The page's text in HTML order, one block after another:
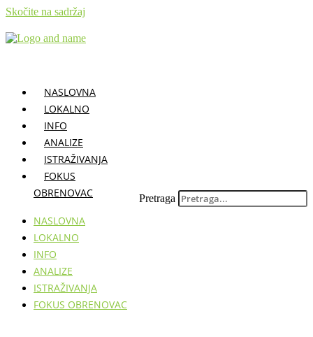
Skočite na sadržaj
NASLOVNA
LOKALNO
INFO
ANALIZE
ISTRAŽIVANJA
FOKUS
OBRENOVAC
NASLOVNA
LOKALNO
INFO
ANALIZE
ISTRAŽIVANJA
FOKUS OBRENOVAC
Pretraga